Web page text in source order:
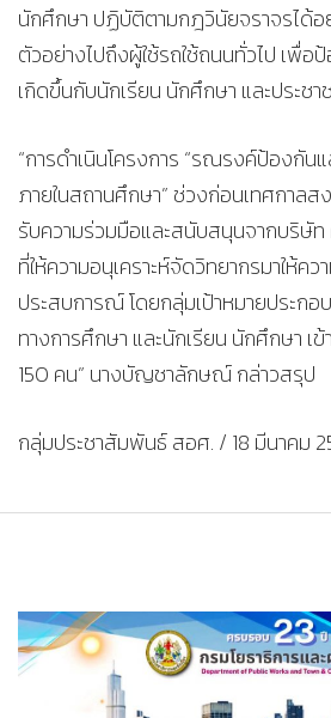
นักศึกษา ปฏิบัติตามกฎวินัยจราจรได้
ตัวอย่างไปถึงผู้ใช้รถใช้ถนนทั่วไป เพื่
เกิดขึ้นกับนักเรียน นักศึกษา และประช
“การดำเนินโครงการ “รณรงค์ป้องกัน
ภายในสถานศึกษา” ช่วงก่อนเทศกาล
รับความร่วมมือและสนับสนุนจากบริษั
ที่ให้ความอนุเคราะห์จัดวิทยากรมาให้ค
ประสบการณ์ โดยกลุ่มเป้าหมายประก
ทางการศึกษา และนักเรียน นักศึกษา เ
150 คน” นางบัญชาลักษณ์ กล่าวสรุป
กลุ่มประชาสัมพันธ์ สอศ. / 18 มีนาคม